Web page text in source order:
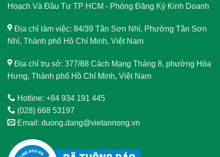
Hoạch Và Đầu Tư TP HCM - Phòng Đăng Ký Kinh Doanh
Địa chỉ làm việc: 84/39 Tân Sơn Nhì, Phường Tân Sơn
Nhì, Thành phố Hồ Chí Minh, Việt Nam
Địa chỉ trụ sở: 377/88 Cách Mạng Tháng 8, phường Hòa
Hưng, Thành phố Hồ Chí Minh, Việt Nam
Hotline: +84 934 191 445
(028) 668 53197
Email: duong.dang@vietannong.vn